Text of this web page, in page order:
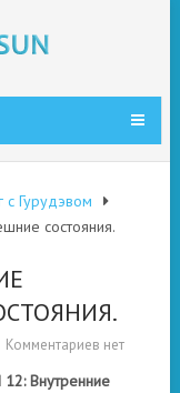
с Гурудэвом
состояния.
Комментариев нет
Внутренние